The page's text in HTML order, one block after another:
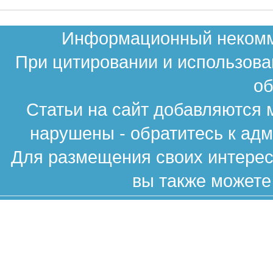
Информационный
При цитировании и
Статьи на сайт
нарушены - обратитесь к
Для размещения своих
вы также